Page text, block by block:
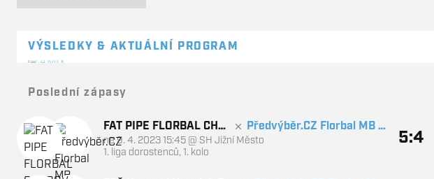
VÝSLEDKY & AKTUÁLNÍ PROGRAM
Poslední zápasy
FAT PIPE FLORBAL CHO
DOV
Předvýběr.CZ Florbal MB B
lack
ne 9. 4. 2023 15:45 @ SH Jižní Město
1. liga dorostenců, 1. kolo
5:4